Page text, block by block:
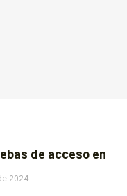
de acceso en
2024